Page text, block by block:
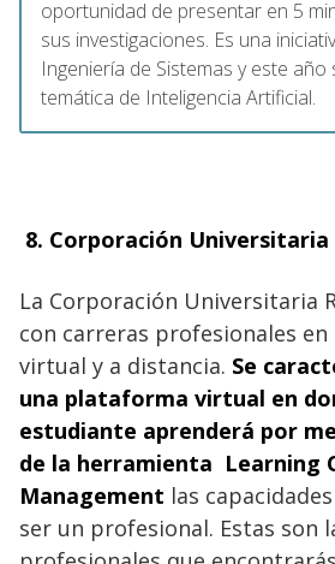
oportunidad de presentar en 5
sus investigaciones. Es una
Ingeniería de Sistemas y este
temática de Inteligencia Artificial.
8. Corporación
La Corporación Universitaria
con carreras profesionales
virtual y a distancia. Se
una plataforma virtual en
estudiante aprenderá por
de la herramienta Learning
Management las
ser un profesional. Estas son